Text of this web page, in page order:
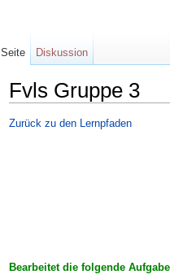
Fvls Gruppe 3
Zurück zu den Lernpfaden
Bearbeitet die folgende
Seite Diskussion